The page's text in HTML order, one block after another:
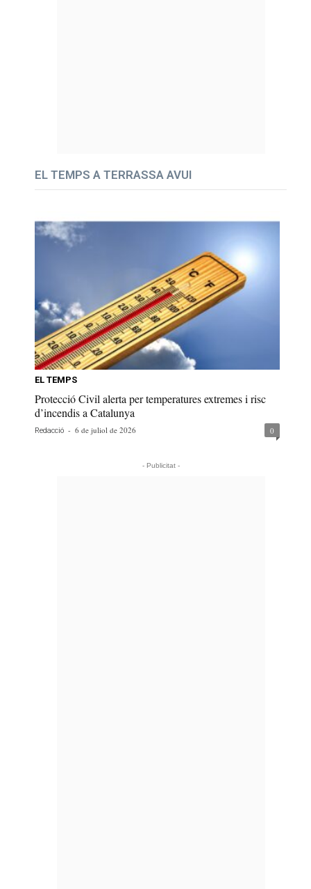
EL TEMPS A TERRASSA AVUI
EL TEMPS
Protecció Civil alerta per temperatures extremes i risc
d’incendis a Catalunya
Redacció - 6 de juliol de 2026 0
- Publicitat -